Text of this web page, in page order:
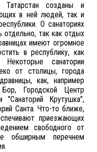
Татарстан созданы и
в ней людей, так и
О санаториях
отдельно, так как отдых
имеют огромное
в республику, как
санатории
от столицы, города
как, например
Городской Центр
"Санаторий Крутушка",
Санта. Что-то ближе,
приезжающих
свободного от
обширным перечнем